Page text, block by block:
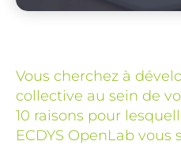
Vous cherchez à
collective au sein de
10 raisons pour
ECDYS OpenLab vous